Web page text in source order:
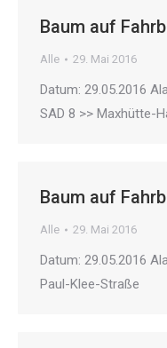
Baum auf
Alle 29. Mai 2016
Datum: 29.05.2016
SAD 8 >> Maxhütte-
Baum auf
Alle 29. Mai 2016
Datum: 29.05.2016
Paul-Klee-Straße